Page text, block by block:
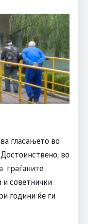
гласањето во
во
граѓаните
и советнички
години ќе ги